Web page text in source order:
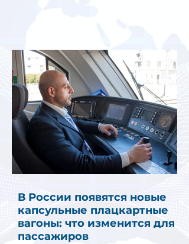
В России появятся новые
капсульные плацкартные
вагоны: что изменится для
пассажиров